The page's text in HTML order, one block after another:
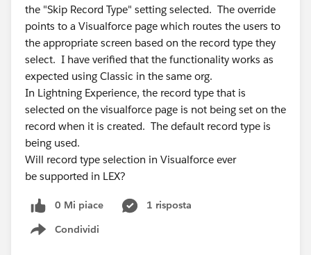
the "Skip Record Type" setting selected. The override
points to a Visualforce page which routes the users to
the appropriate screen based on the record type they
select. I have verified that the functionality works as
expected using Classic in the same org.
In Lightning Experience, the record type that is
selected on the visualforce page is not being set on the
record when it is created. The default record type is
being used.
Will record type selection in Visualforce ever
be supported in LEX?
0 Mi piace
1 risposta
Condividi
Show menu